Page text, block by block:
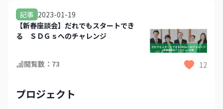
記事 2023-01-19
【新春座談会】だれでもスタートでき
る ＳＤＧｓへのチャレンジ
閲覧数： 73 12
プロジェクト